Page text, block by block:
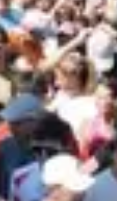
venir trottiner en famille, entre
dite famille et t’en vanter